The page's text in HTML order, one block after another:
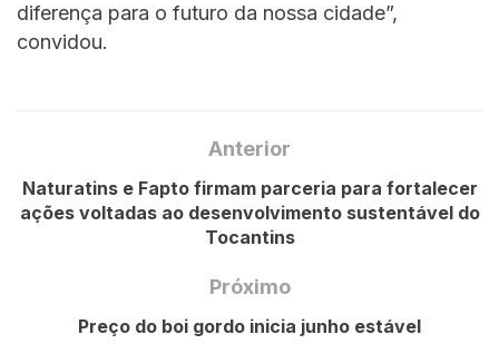
diferença para o futuro da nossa cidade”,
convidou.
Anterior
Naturatins e Fapto firmam parceria para fortalecer
ações voltadas ao desenvolvimento sustentável do
Tocantins
Próximo
Preço do boi gordo inicia junho estável